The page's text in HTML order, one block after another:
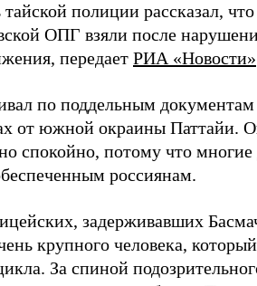
полиции рассказал,
ОПГ взяли после
передает РИА «Новости»
по поддельным документам
от южной окраины Паттайи.
спокойно, потому что
россиянам.
задерживавших
крупного человека,
За спиной